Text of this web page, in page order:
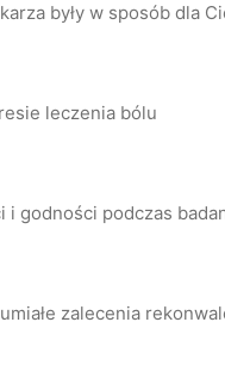
były w sposób dla
leczenia bólu
i godności podczas
zalecenia